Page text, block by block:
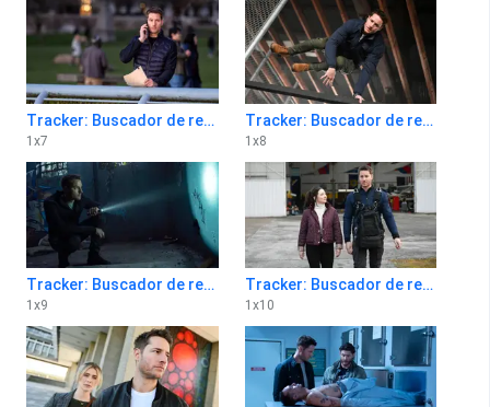
Tracker: Buscador de recompensas 1x7
1 x7
Tracker: Buscador de recompensas 1x8
1 x8
Tracker: Buscador de recompensas 1x9
1 x9
Tracker: Buscador de recompensas 1x10
1 x10